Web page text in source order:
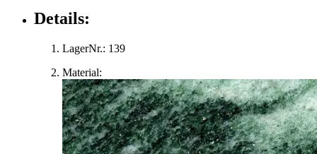
Details:
LagerNr.: 139
Material: